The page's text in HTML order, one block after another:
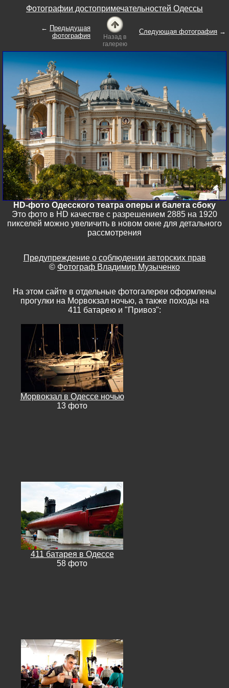
Фотографии достопримечательностей Одессы
← Предыдущая
фотография
Назад в
галерею
Следующая фотография →
HD-фото Одесского театра оперы и балета сбоку
Это фото в HD качестве с разрешением 2885 на 1920
пикселей можно увеличить в новом окне для детального
рассмотрения
Предупреждение о соблюдении авторских прав
© Фотограф Владимир Музыченко
На этом сайте в отдельные фотогалереи оформлены
прогулки на Морвокзал ночью, а также походы на
411 батарею и "Привоз":
Морвокзал в Одессе ночью
13 фото
411 батарея в Одессе
58 фото